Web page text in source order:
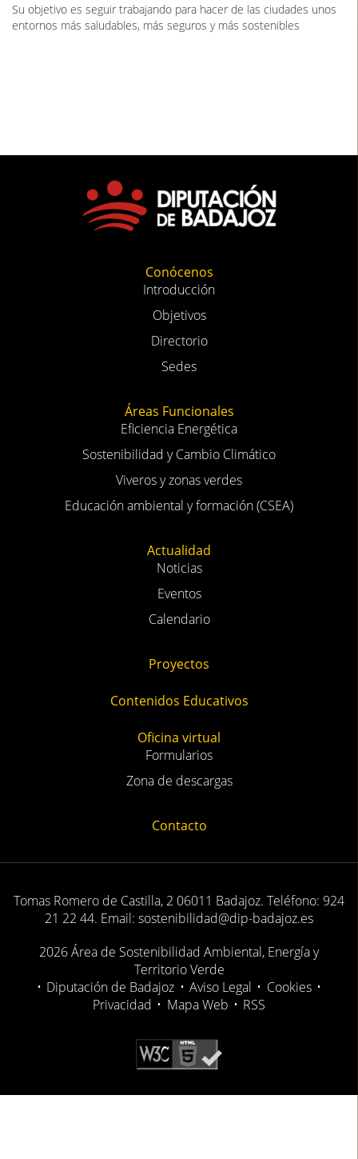
Su objetivo es seguir trabajando para hacer de las ciudades unos
entornos más saludables, más seguros y más sostenibles
Conócenos
Introducción
Objetivos
Directorio
Sedes
Áreas Funcionales
Eficiencia Energética
Sostenibilidad y Cambio Climático
Viveros y zonas verdes
Educación ambiental y formación (CSEA)
Actualidad
Noticias
Eventos
Calendario
Proyectos
Contenidos Educativos
Oficina virtual
Formularios
Zona de descargas
Contacto
Tomas Romero de Castilla, 2 06011 Badajoz. Teléfono: 924
21 22 44. Email: sostenibilidad@dip-badajoz.es
2026 Área de Sostenibilidad Ambiental, Energía y
Territorio Verde
• Diputación de Badajoz • Aviso Legal • Cookies •
Privacidad • Mapa Web • RSS